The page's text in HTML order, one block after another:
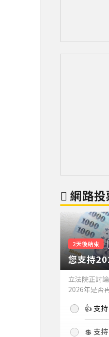
網路投
2天後結束
您支持
立法院正討
2026年是否
持嗎？👍 支
💲 支